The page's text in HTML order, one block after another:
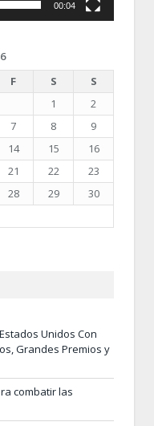
00:04
F S
S
1
2
7 8
9
14 15
16
21 22
23
28 29
30
Unidos Con
Grandes Premios y
combatir las